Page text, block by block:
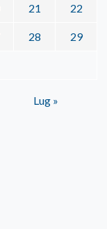
21 22
28 29
Lug »